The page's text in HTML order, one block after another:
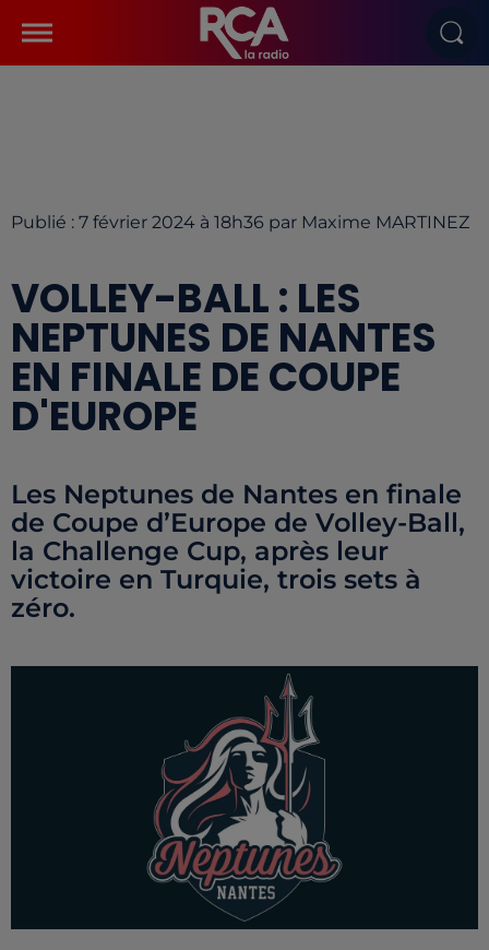
Publié : 7 février 2024 à 18h36 par Maxime MARTINEZ
VOLLEY-BALL : LES
NEPTUNES DE NANTES
EN FINALE DE COUPE
D'EUROPE
Les Neptunes de Nantes en finale
de Coupe d’Europe de Volley-Ball,
la Challenge Cup, après leur
victoire en Turquie, trois sets à
zéro.